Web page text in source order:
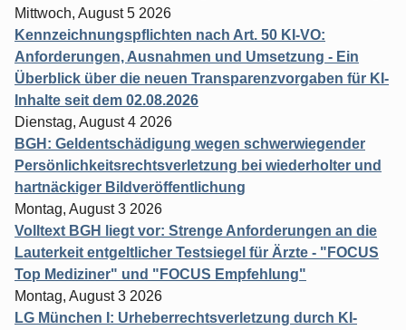
Mittwoch, August 5 2026
Kennzeichnungspflichten nach Art. 50 KI-VO:
Anforderungen, Ausnahmen und Umsetzung - Ein
Überblick über die neuen Transparenzvorgaben für KI-
Inhalte seit dem 02.08.2026
Dienstag, August 4 2026
BGH: Geldentschädigung wegen schwerwiegender
Persönlichkeitsrechtsverletzung bei wiederholter und
hartnäckiger Bildveröffentlichung
Montag, August 3 2026
Volltext BGH liegt vor: Strenge Anforderungen an die
Lauterkeit entgeltlicher Testsiegel für Ärzte - "FOCUS
Top Mediziner" und "FOCUS Empfehlung"
Montag, August 3 2026
LG München I: Urheberrechtsverletzung durch KI-